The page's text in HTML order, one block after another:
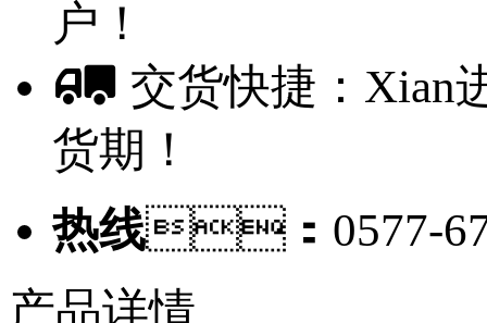
户！
交货快捷：Xian
货期！
热线：0577-
产品详情